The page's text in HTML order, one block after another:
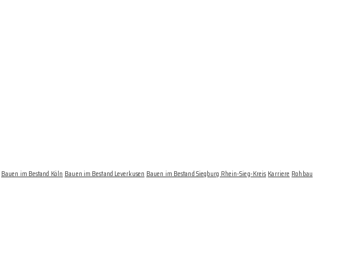
Bauen im Bestand Köln Bauen im Bestand Leverkusen Bauen im Bestand Siegburg Rhein-Sieg-Kreis Karriere Rohbau